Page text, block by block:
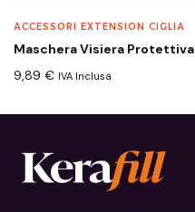
ACCESSORI EXTENSION CIGLIA
Maschera Visiera Protettiva
9,89 € IVA Inclusa